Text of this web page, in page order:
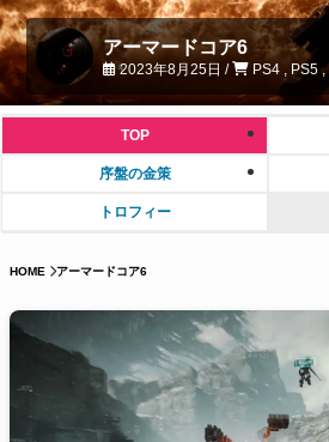
アーマードコア6
2023年8月25日 / PS4 , PS5
TOP
序盤の金策
トロフィー
HOME アーマードコア6